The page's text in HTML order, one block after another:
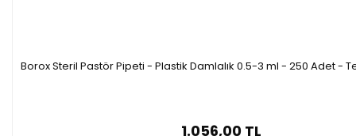
Borox Steril Pastör Pipeti - Plastik Damlalık 0.5-3 ml - 250 Adet -
1.056,00 TL